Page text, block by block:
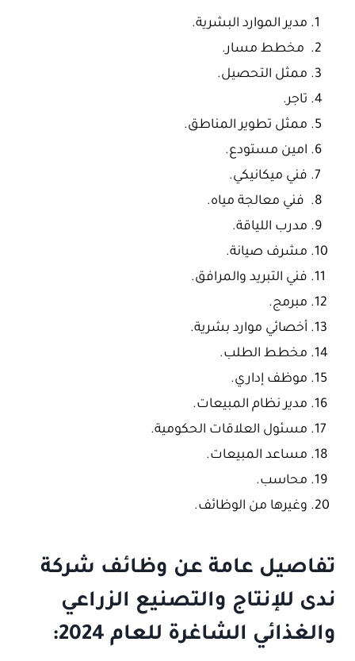
مدير الموارد البشرية.
مخطط مسار.
ممثل التحصيل.
تاجر.
ممثل تطوير المناطق.
امين مستودع.
فني ميكانيكي.
فني معالجة مياه.
مدرب اللياقة.
مشرف صيانة.
فني التبريد والمرافق.
مبرمج.
أخصائي موارد بشرية.
مخطط الطلب.
موظف إداري.
مدير نظام المبيعات.
مسئول العلاقات الحكومية.
مساعد المبيعات.
محاسب.
وغيرها من الوظائف.
تفاصيل عامة عن وظائف شركة
ندى للإنتاج والتصنيع الزراعي
والغذائي الشاغرة للعام 2024: